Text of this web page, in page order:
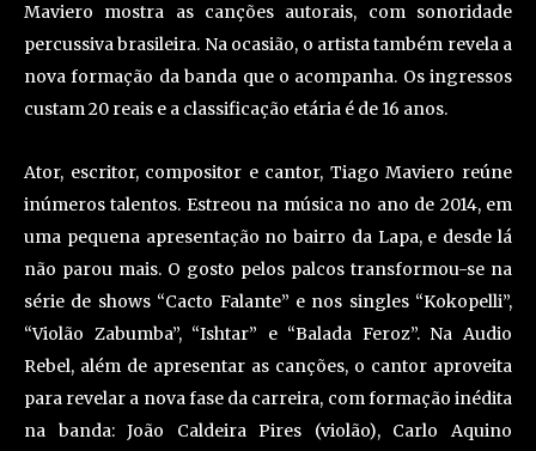
Maviero mostra as canções autorais, com sonoridade
percussiva brasileira. Na ocasião, o artista também revela a
nova formação da banda que o acompanha. Os ingressos
custam 20 reais e a classificação etária é de 16 anos.
Ator, escritor, compositor e cantor, Tiago Maviero reúne
inúmeros talentos. Estreou na música no ano de 2014, em
uma pequena apresentação no bairro da Lapa, e desde lá
não parou mais. O gosto pelos palcos transformou-se na
série de shows “Cacto Falante” e nos singles “Kokopelli”,
“Violão Zabumba”, “Ishtar” e “Balada Feroz”. Na Audio
Rebel, além de apresentar as canções, o cantor aproveita
para revelar a nova fase da carreira, com formação inédita
na banda: João Caldeira Pires (violão), Carlo Aquino